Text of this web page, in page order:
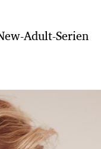
Adult-Serien